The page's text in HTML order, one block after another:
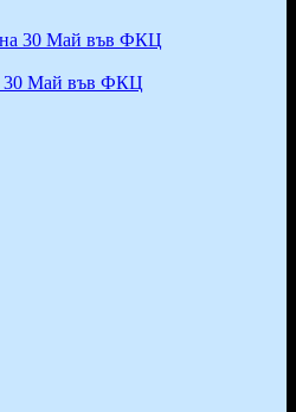
30 Май във ФКЦ